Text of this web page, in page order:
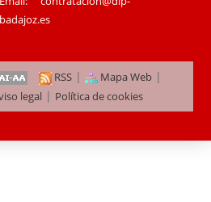
badajoz.es
RSS | Mapa Web |
legal| Política de cookies